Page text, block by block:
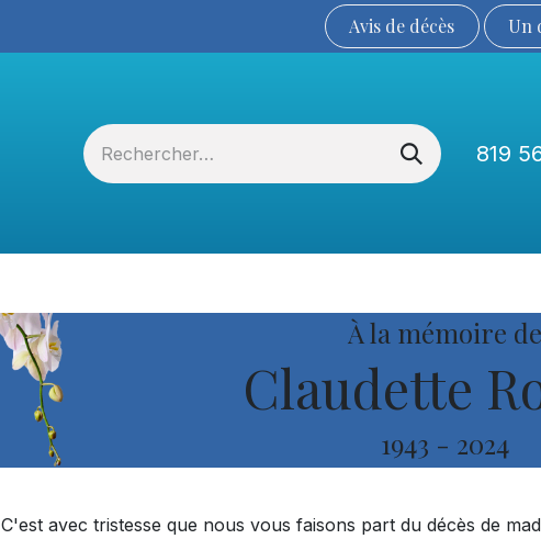
Avis de décès Un
819
À la mémoire de
Claudette
1943 - 2024
C'est avec tristesse que nous vous faisons part du décès de